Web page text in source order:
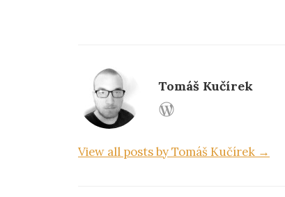
Tomáš Kučírek
View all posts by Tomáš Kučírek →